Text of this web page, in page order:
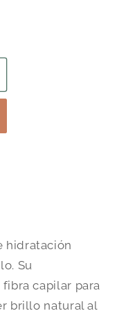
hidratación
Su
capilar para
brillo natural al